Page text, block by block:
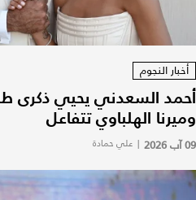
أخبار النجوم
أحمد السعدني يحيي ذكرى
وميرنا الهلباوي تتفاعل
09 آب 2026 | علي حمادة